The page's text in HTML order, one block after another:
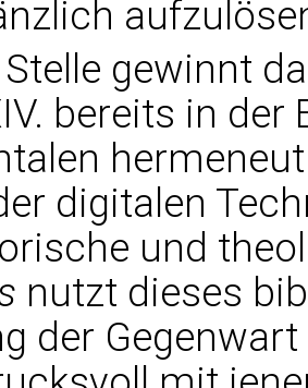
gewinnt
bereits in der
digitalen
und
nutzt dieses
der